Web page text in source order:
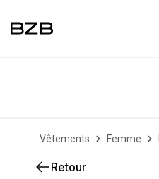
Vêtements Femme
Retour